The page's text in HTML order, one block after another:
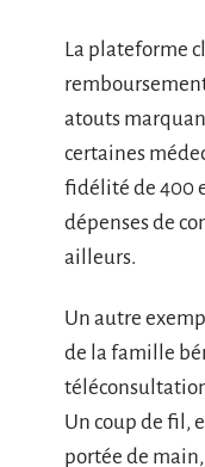
La plateforme
atouts
certaines
fidélité de 400
dépenses de
ailleurs.
Un autre
de la famille
Un coup de fil,
portée de